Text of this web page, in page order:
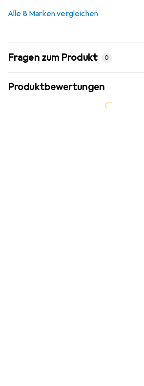
Alle 8 Marken vergleichen
Fragen zum Produkt 0
Produktbewertungen